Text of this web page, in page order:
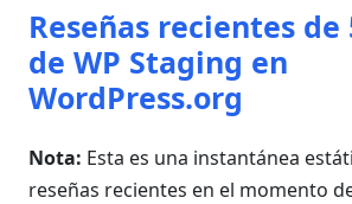
Reseñas recientes
de WP Staging en
WordPress.org
Nota: Esta es una instantánea
reseñas recientes en el momento